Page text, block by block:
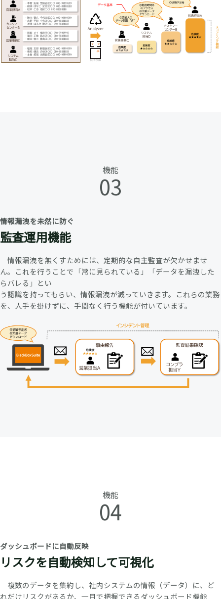
機能
03
情報漏洩を未然に防ぐ
監査運用機能
情報漏洩を無くすためには、定期的な自主監査が欠かせませ
ん。これを行うことで「常に見られている」「データを漏洩した
らバレる」とい
う認識を持ってもらい、情報漏洩が減っていきます。これらの業務
を、人手を掛けずに、手間なく行う機能が付いています。
機能
04
ダッシュボードに自動反映
リスクを自動検知して可視化
複数のデータを集約し、社内システムの情報（データ）に、ど
れだけリスクがあるか、一目で把握できるダッシュボード機能